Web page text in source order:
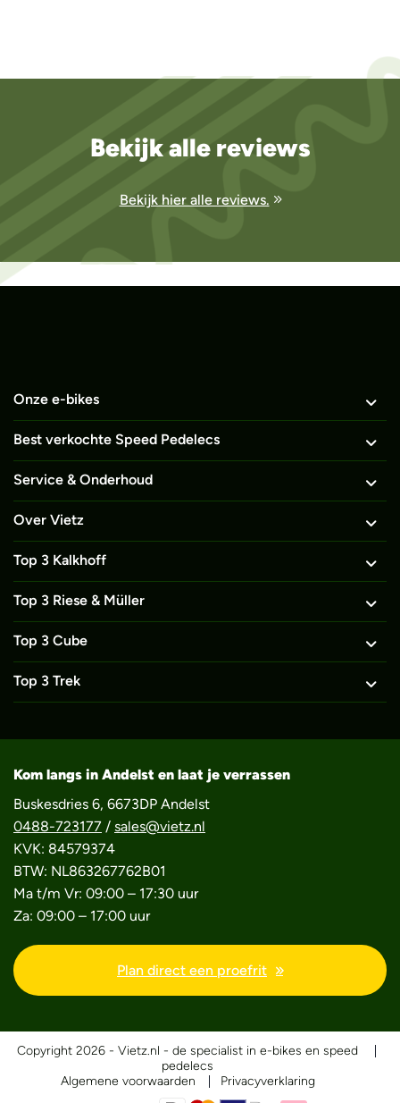
Bekijk alle reviews
Bekijk hier alle reviews.
Onze e-bikes
Best verkochte Speed Pedelecs
Service & Onderhoud
Over Vietz
Top 3 Kalkhoff
Top 3 Riese & Müller
Top 3 Cube
Top 3 Trek
Kom langs in Andelst en laat je verrassen
Buskesdries 6, 6673DP Andelst
0488-723177 / sales@vietz.nl
KVK: 84579374
BTW: NL863267762B01
Ma t/m Vr: 09:00 – 17:30 uur
Za: 09:00 – 17:00 uur
Plan direct een proefrit
Copyright 2026 - Vietz.nl - de specialist in e-bikes en speed
pedelecs
Algemene voorwaarden
Privacyverklaring